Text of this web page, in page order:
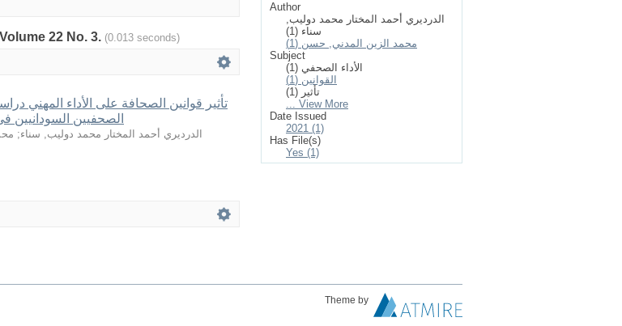
22 No. 3. (0.013 seconds)
تأثير قوانين الصحافة على الأداء المهني
الصحفيين السودانيين فى الفترة
الدرديري أحمد المختار محمد دوليب, سناء;
Author
الدرديري أحمد المختار محمد دوليب,
سناء (1)
محمد الزين المدني, حسن (1)
Subject
الأداء الصحفي (1)
القوانين (1)
تأثير (1)
... View More
Date Issued
2021 (1)
Has File(s)
Yes (1)
Theme by